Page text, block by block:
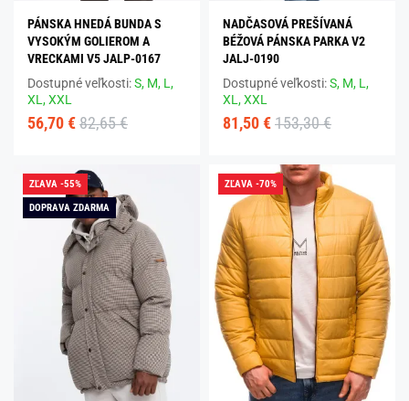
PÁNSKA HNEDÁ BUNDA S
VYSOKÝM GOLIEROM A
VRECKAMI V5 JALP-0167
Dostupné veľkosti:S, M, L,
XL,XXL
56,70 € 82,65 €
NADČASOVÁ PREŠÍVANÁ
BÉŽOVÁ PÁNSKA PARKA V2
JALJ-0190
Dostupné veľkosti:S, M, L,
XL,XXL
81,50 € 153,30 €
ZĽAVA -55%
DOPRAVA ZDARMA
ZĽAVA -70%